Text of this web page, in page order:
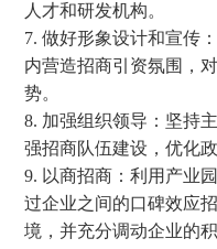
人才和研发机构。
7. 做好形象设计和宣传
内营造招商引资氛围，
势。
8. 加强组织领导：坚持
强招商队伍建设，优化政
9. 以商招商：利用产业
过企业之间的口碑效应
境，并充分调动企业的积